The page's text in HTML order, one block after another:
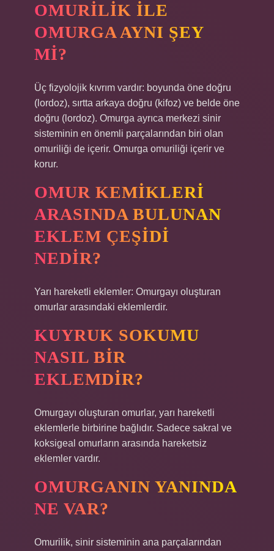
OMURILIK ILE
OMURGA AYNI ŞEY
MI?
Üç fizyolojik kıvrım vardır: boyunda öne doğru
(lordoz), sırtta arkaya doğru (kifoz) ve belde öne
doğru (lordoz). Omurga ayrıca merkezi sinir
sisteminin en önemli parçalarından biri olan
omuriliği de içerir. Omurga omuriliği içerir ve
korur.
OMUR KEMIKLERI
ARASINDA BULUNAN
EKLEM ÇEŞIDI
NEDIR?
Yarı hareketli eklemler: Omurgayı oluşturan
omurlar arasındaki eklemlerdir.
KUYRUK SOKUMU
NASIL BIR
EKLEMDIR?
Omurgayı oluşturan omurlar, yarı hareketli
eklemlerle birbirine bağlıdır. Sadece sakral ve
koksigeal omurların arasında hareketsiz
eklemler vardır.
OMURGANIN YANINDA
NE VAR?
Omurilik, sinir sisteminin ana parçalarından